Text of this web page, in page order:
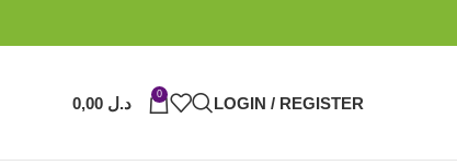
LOGIN / REGISTER
0 د.ل